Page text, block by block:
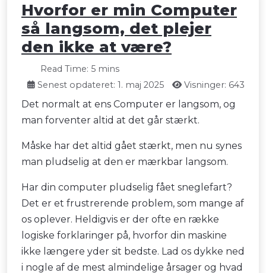
Hvorfor er min Computer
så langsom, det plejer
den ikke at være?
Read Time: 5 mins
Senest opdateret: 1. maj 2025
Visninger: 643
Det normalt at ens Computer er langsom, og
man forventer altid at det går stærkt.
Måske har det altid gået stærkt, men nu synes
man pludselig at den er mærkbar langsom.
Har din computer pludselig fået sneglefart?
Det er et frustrerende problem, som mange af
os oplever. Heldigvis er der ofte en række
logiske forklaringer på, hvorfor din maskine
ikke længere yder sit bedste. Lad os dykke ned
i nogle af de mest almindelige årsager og hvad